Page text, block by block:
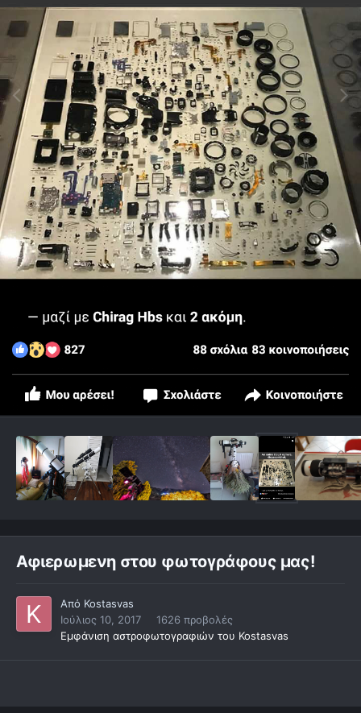
Αφιερωμενη στου φωτογράφους μας!
Από Kostasvas
Ιούλιος 10, 2017
1626 προβολές
Εμφάνιση αστροφωτογραφιών του Kostasvas